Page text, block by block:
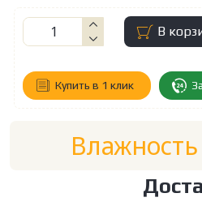
В
Купить в 1 клик
Влажность